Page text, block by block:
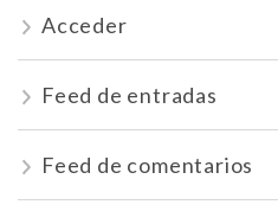
Acceder
Feed de entradas
Feed de comentarios